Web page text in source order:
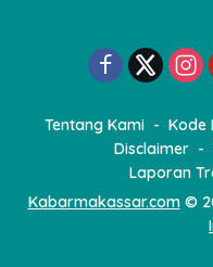
Tentang Kami Kode
Disclaimer
Laporan
Kabarmakassar.com©